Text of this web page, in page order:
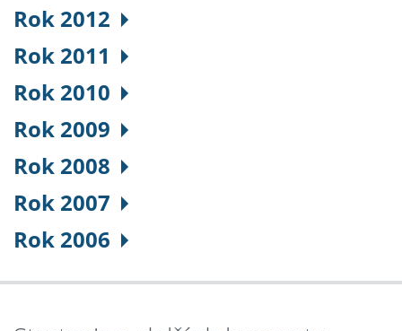
Rok 2012
Rok 2011
Rok 2010
Rok 2009
Rok 2008
Rok 2007
Rok 2006